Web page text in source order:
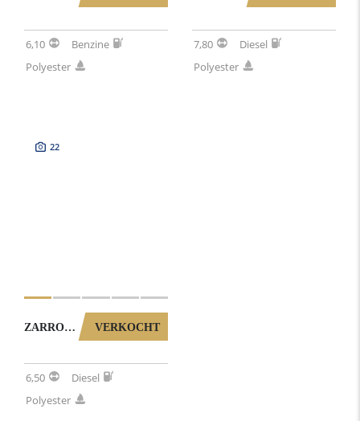
6,10
Benzine
Polyester
7,80
Diesel
Polyester
22
VERKOCHT
ZARRO MASTER 22 WB (2102025)
6,50
Diesel
Polyester